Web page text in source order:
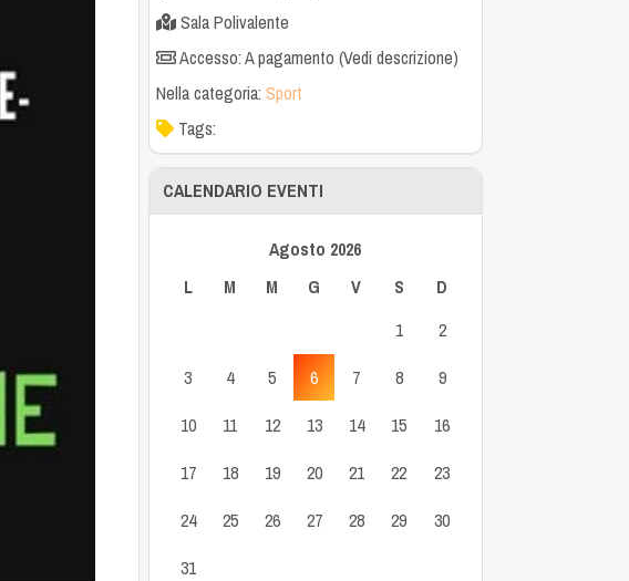
Sala Polivalente
Accesso: A pagamento (Vedi descrizione)
Nella categoria:Sport
Tags:
CALENDARIO EVENTI
Agosto 2026
L
M M G V S D
1
2
3
4 5 6 7 8
9
10
11 12 13 14 15
16
17
18 19 20 21 22
23
24
25 26 27 28 29
30
31